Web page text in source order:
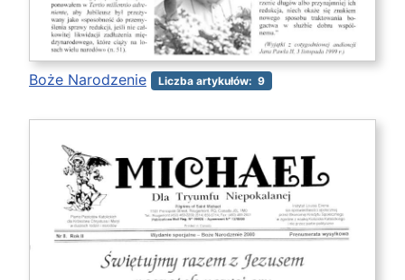
Boże Narodzenie Liczba artykułów: 9